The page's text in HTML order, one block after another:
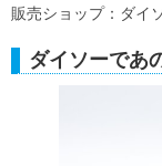
販売ショップ：ダイ
ダイソーであ